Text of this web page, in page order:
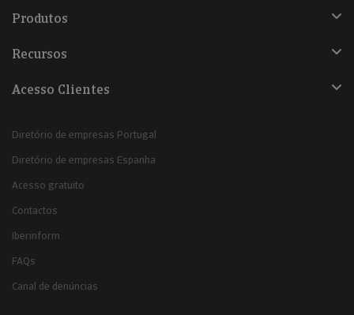
Produtos
Recursos
Acesso Clientes
Diretório de empresas Portugal
Diretório de empresas Espanha
Acesso gratuito
Contactos
Iberinform
FAQs
Canal de denúncias